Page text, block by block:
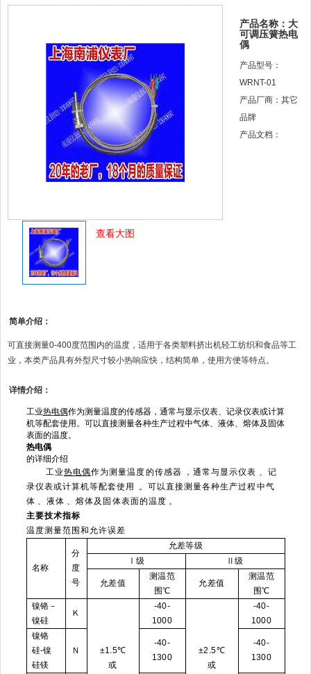
查看大图
产品名称：大
可调压簧热电
偶
产品型号：
WRNT-01
产品厂商：其它
品牌
产品文档：
简单介绍：
可直接测量0-400度范围内的温度，适用于各类塑料挤出机轻工纺织和食品等工
业，本类产品具有外型尺寸较小热响应快，结构简单，使用方便等特点。
详情介绍：
工业热电偶作为测量温度的传感器，通常与显示仪表、记录仪表或计算
机等配套使用。可以直接测量各种生产过程中气体、液体、熔体及固体
表面的温度。
热电偶
的详细介绍
工业热电偶作为测量温度的传感器，通常与显示仪表、记
录仪表或计算机等配套使用。可以直接测量各种生产过程中气
体、液体、熔体及固体表面的温度。
主要技术指标
温度测量范围和允许误差
名称
分
度
号
允差等级
Ⅰ级
Ⅱ级
允差值
测温范
围℃
允差值
测温范
围℃
镍铬－
镍硅
Ｋ
±1.5℃
或
-40-
1000
±2.5℃
或
-40-
1000
镍铬
硅-镍
硅镁
Ｎ
-40-
1300
-40-
1300